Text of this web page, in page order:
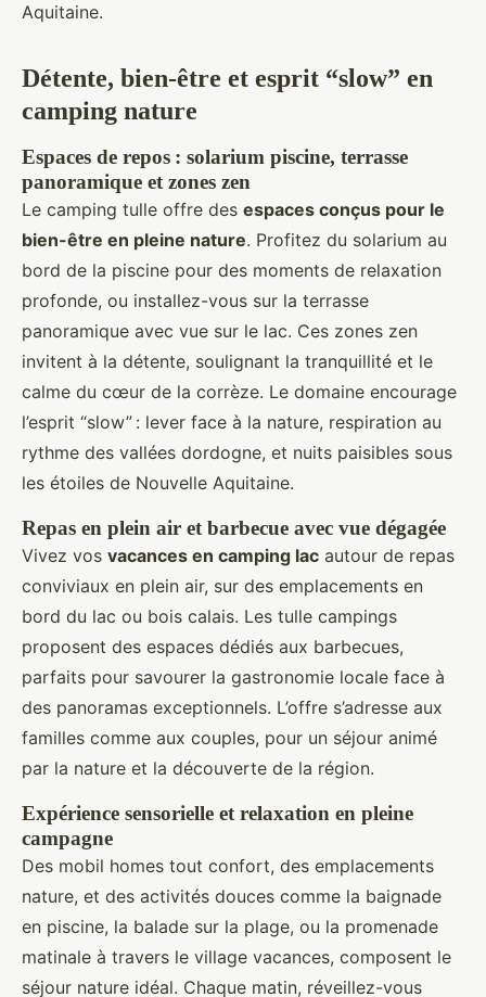
Aquitaine.
Détente, bien-être et esprit “slow” en
camping nature
Espaces de repos : solarium piscine, terrasse
panoramique et zones zen
Le camping tulle offre des espaces conçus pour le
bien-être en pleine nature. Profitez du solarium au
bord de la piscine pour des moments de relaxation
profonde, ou installez-vous sur la terrasse
panoramique avec vue sur le lac. Ces zones zen
invitent à la détente, soulignant la tranquillité et le
calme du cœur de la corrèze. Le domaine encourage
l’esprit “slow” : lever face à la nature, respiration au
rythme des vallées dordogne, et nuits paisibles sous
les étoiles de Nouvelle Aquitaine.
Repas en plein air et barbecue avec vue dégagée
Vivez vos vacances en camping lac autour de repas
conviviaux en plein air, sur des emplacements en
bord du lac ou bois calais. Les tulle campings
proposent des espaces dédiés aux barbecues,
parfaits pour savourer la gastronomie locale face à
des panoramas exceptionnels. L’offre s’adresse aux
familles comme aux couples, pour un séjour animé
par la nature et la découverte de la région.
Expérience sensorielle et relaxation en pleine
campagne
Des mobil homes tout confort, des emplacements
nature, et des activités douces comme la baignade
en piscine, la balade sur la plage, ou la promenade
matinale à travers le village vacances, composent le
séjour nature idéal. Chaque matin, réveillez-vous